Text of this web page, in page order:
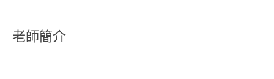
老師簡介